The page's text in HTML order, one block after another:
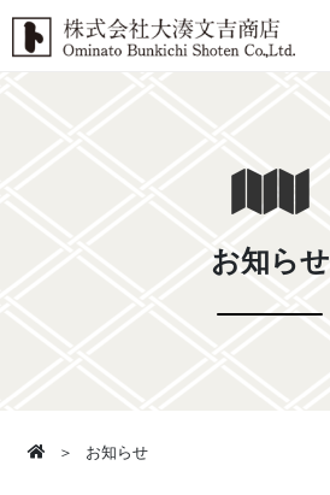
お知らせ
お知らせ